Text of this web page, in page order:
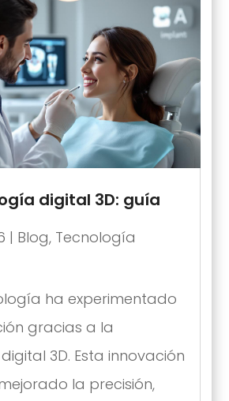
digital 3D: guía
| Blog, Tecnología
ha experimentado
gracias a la
3D. Esta innovación
la precisión,